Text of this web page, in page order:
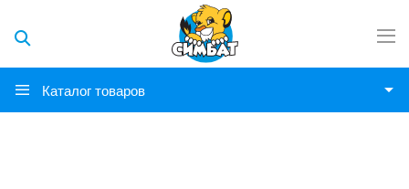
Каталог товаров